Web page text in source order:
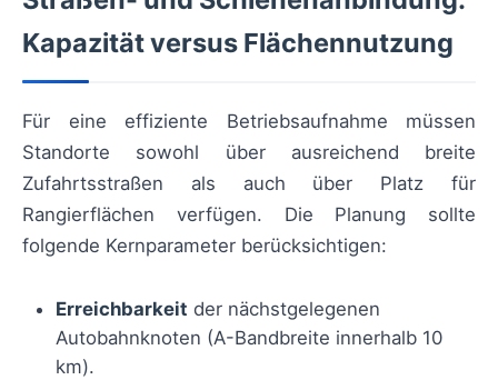
Kapazität versus Flächennutzung
Für eine effiziente Betriebsaufnahme müssen
Standorte sowohl über ausreichend breite
Zufahrtsstraßen als auch über Platz für
Rangierflächen verfügen. Die Planung sollte
folgende Kernparameter berücksichtigen:
Erreichbarkeit der nächstgelegenen
Autobahnknoten (A-Bandbreite innerhalb 10
km).